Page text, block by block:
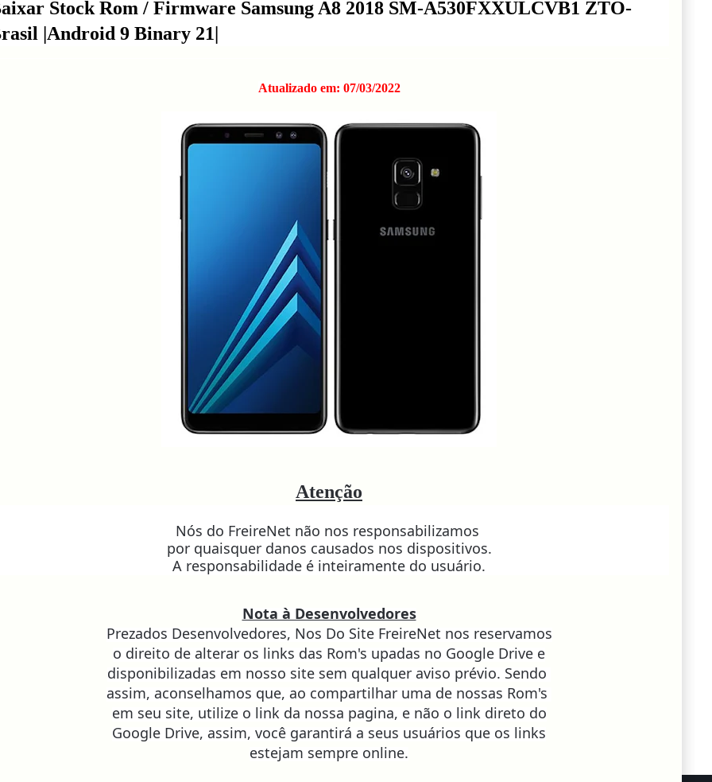
Stock Rom / Firmware Samsung A8 2018 SM-A530FXXULCVB1 ZTO-
|Android 9 Binary 21|
Atualizado em: 07/03/2022
Atenção
Nós do FreireNet não nos responsabilizamos
por quaisquer danos causados nos dispositivos.
A responsabilidade é inteiramente do usuário.
Nota à Desenvolvedores
Prezados Desenvolvedores, Nos Do Site FreireNet nos reservamos
o direito de alterar os links das Rom's upadas no Google Drive e
disponibilizadas em nosso site sem qualquer aviso prévio. Sendo
assim, aconselhamos que, ao compartilhar uma de nossas Rom's
em seu site, utilize o link da nossa pagina, e não o link direto do
Google Drive, assim, você garantirá a seus usuários que os links
estejam sempre online.